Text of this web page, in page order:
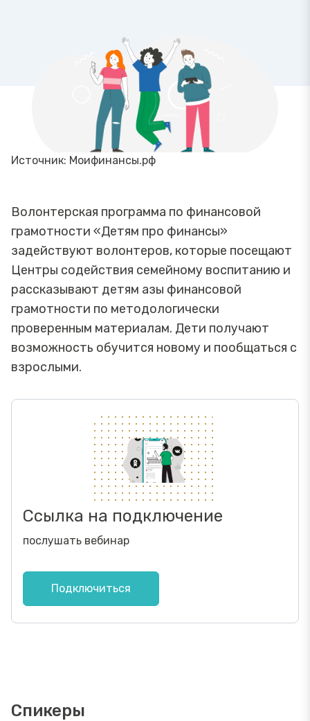
Источник: Моифинансы.рф
Волонтерская программа по финансовой
грамотности «Детям про финансы»
задействуют волонтеров, которые посещают
Центры содействия семейному воспитанию и
рассказывают детям азы финансовой
грамотности по методологически
проверенным материалам. Дети получают
возможность обучится новому и пообщаться с
взрослыми.
Ссылка на подключение
послушать вебинар
Подключиться
Спикеры